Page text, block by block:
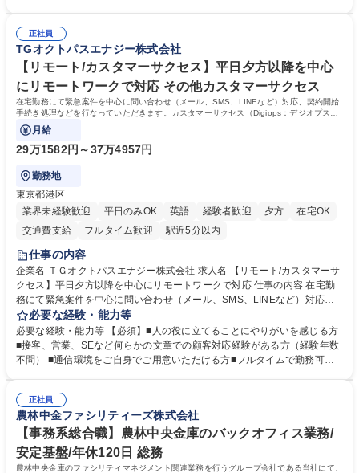
のご応募をお待ちしております。 募集職種 【第二新卒オープンポジショ
ン】業界未経験歓迎/自社ゲーム/WEB面接
正社員
TGオクトパスエナジー株式会社
【リモート/カスタマーサクセス】平日夕方以降を中心
にリモートワークで対応 その他カスタマーサクセス
在宅勤務にて緊急案件を中心に問い合わせ（メール、SMS、LINEなど）対応、契約開始
手続き処理などを行なっていただきます。カスタマーサクセス（Digiops：デジオプス）
と運用構築の業務となります。
月給
29万1582円～37万4957円
勤務地
東京都港区
業界未経験歓迎
平日のみOK 英語 経験者歓迎 夕方
在宅OK
交通費支給
フルタイム歓迎 駅近5分以内
仕事の内容
企業名 ＴＧオクトパスエナジー株式会社 求人名 【リモート/カスタマーサ
クセス】平日夕方以降を中心にリモートワークで対応 仕事の内容 在宅勤
務にて緊急案件を中心に問い合わせ（メール、SMS、LINEなど）対応、
契約開始手続き処理などを行なっていただきます。カスタマーサクセス
（Digiops：デジオプス）と運用構築の業務となります。 ■お問い合わせ
対応業務全般（システム入力、契約手続き含む） ■デジタルコミュニケー
ションツール（メール、SMS、LINE等）を使用 ■お客様のニーズに応じた
添ってサービス提供できることが魅力 募集職種 【リモート/カスタマーサ
クセス】平日夕方以降を中心にリモートワークで対応
必要な経験・能力等
必要な経験・能力等 【必須】■人の役に立てることにやりがいを感じる方
■接客、営業、SEなど何らかの文章での顧客対応経験がある方（経験年数
不問） ■通信環境をご自身でご用意いただける方■フルタイムで勤務可能
境に貢献したい■改善提案や改善アクション等新しいことに意欲がある方
【英語（語学力）】■翻訳ツールを用い英語でコミュニケーションをとる
ことに抵抗がない方■英語は話せなくても問題はありませんが、英語が話
せますと、よりチャンスが広がります。※日本語がネイティブレベル必須
学歴・資格 学歴：大学院 大学 高専 短大 専修学校 高校 語学力： 資格：
正社員
農林中金ファシリティーズ株式会社
【事務系総合職】農林中央金庫のバックオフィス業務/
安定基盤/年休120日 総務
農林中央金庫のファシリティマネジメント関連業務を行うグループ会社である当社にて、